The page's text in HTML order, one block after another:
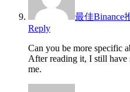
最佳Binance
Reply
Can you be more specific
After reading it, I still have
me.